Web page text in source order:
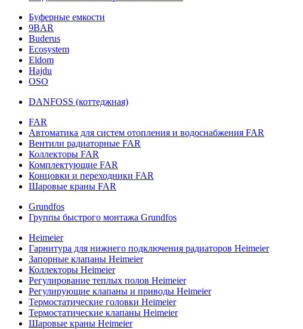
Буферные емкости
9BAR
Buderus
Ecosystem
Eldom
Hajdu
OSO
DANFOSS (коттеджная)
FAR
Автоматика для систем отопления и водоснабжения FAR
Вентили радиаторные FAR
Коллекторы FAR
Комплектующие FAR
Концовки и переходники FAR
Шаровые краны FAR
Grundfos
Группы быстрого монтажа Grundfos
Heimeier
Гарнитура для нижнего подключения радиаторов Heimeier
Запорные клапаны Heimeier
Коллекторы Heimeier
Регулирование теплых полов Heimeier
Регулирующие клапаны и приводы Heimeier
Термостатические головки Heimeier
Термостатические клапаны Heimeier
Шаровые краны Heimeier